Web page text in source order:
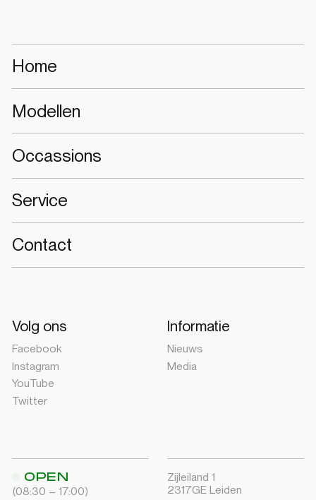
Home
Modellen
Occassions
Service
Contact
Volg ons
Facebook
Instagram
YouTube
Twitter
Informatie
Nieuws
Media
OPEN
(08:30 – 17:00)
Zijleiland 1
2317GE Leiden